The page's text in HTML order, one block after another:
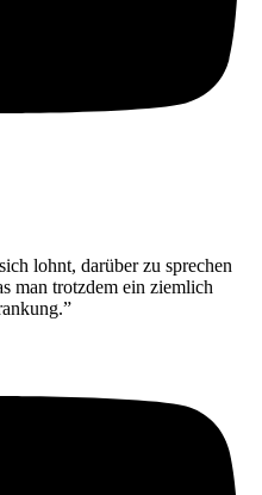
lohnt, darüber zu sprechen
man trotzdem ein ziemlich